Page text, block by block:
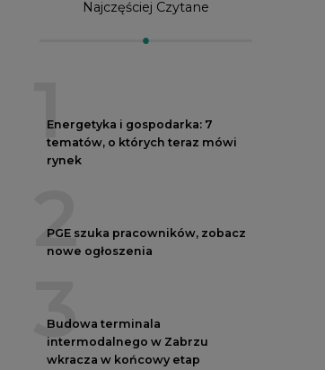
Najczęściej Czytane
1
Energetyka i gospodarka: 7
tematów, o których teraz mówi
rynek
2
PGE szuka pracowników, zobacz
nowe ogłoszenia
3
Budowa terminala
intermodalnego w Zabrzu
wkracza w końcowy etap